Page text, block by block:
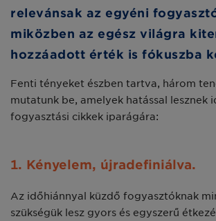
relevánsak az egyéni
miközben az egész világra
hozzáadott érték is fókuszba
Fenti tényeket észben tartva, három
mutatunk be, amelyek hatással lesznek
fogyasztási cikkek iparágára:
1. Kényelem, újradefiniálva.
Az időhiánnyal küzdő fogyasztóknak
szükségük lesz gyors és egyszerű